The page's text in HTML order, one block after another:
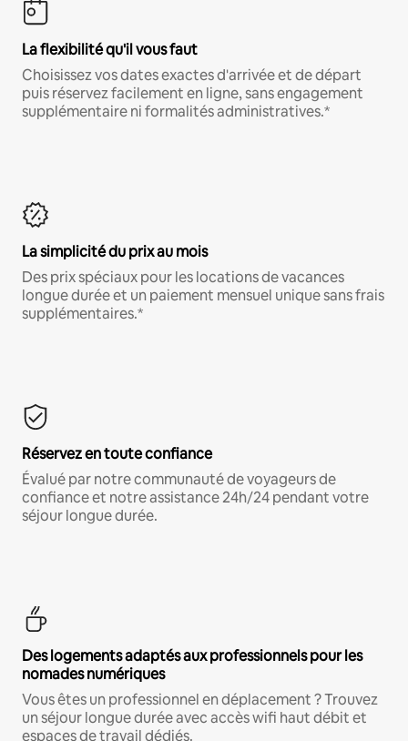
La flexibilité qu'il vous faut
Choisissez vos dates exactes d'arrivée et de départ
puis réservez facilement en ligne, sans engagement
supplémentaire ni formalités administratives.*
La simplicité du prix au mois
Des prix spéciaux pour les locations de vacances
longue durée et un paiement mensuel unique sans frais
supplémentaires.*
Réservez en toute confiance
Évalué par notre communauté de voyageurs de
confiance et notre assistance 24h/24 pendant votre
séjour longue durée.
Des logements adaptés aux professionnels pour les
nomades numériques
Vous êtes un professionnel en déplacement ? Trouvez
un séjour longue durée avec accès wifi haut débit et
espaces de travail dédiés.